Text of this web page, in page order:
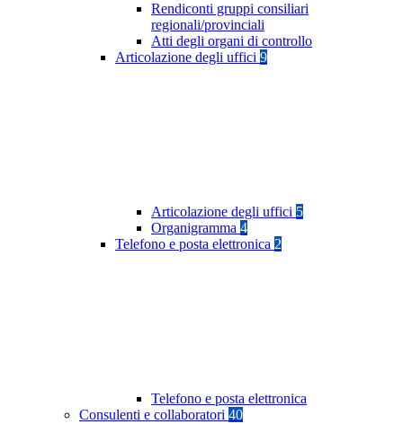
Rendiconti gruppi consiliari
regionali/provinciali
Atti degli organi di controllo
Articolazione degli uffici 9
Articolazione degli uffici 5
Organigramma 4
Telefono e posta elettronica 2
Telefono e posta elettronica
Consulenti e collaboratori 40